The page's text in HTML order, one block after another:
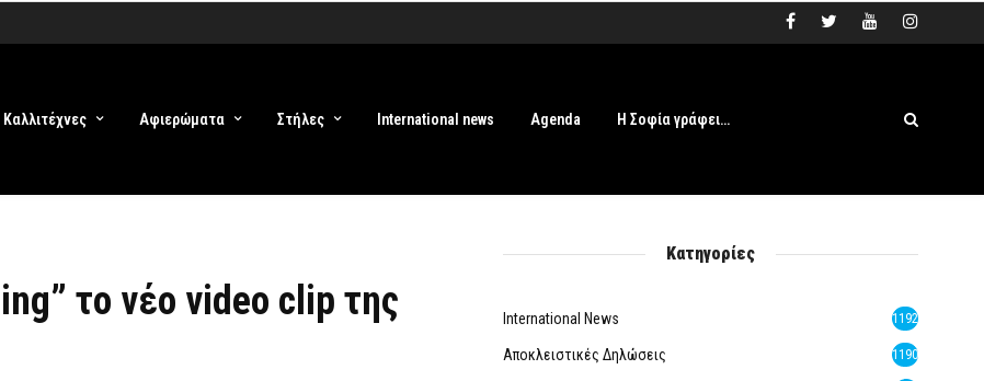
Καλλιτέχνες Αφιερώματα Στήλες International news Agenda Η Σοφία γράφει…
το νέο video clip της
Κατηγορίες
International News 1192
Αποκλειστικές Δηλώσεις 1190